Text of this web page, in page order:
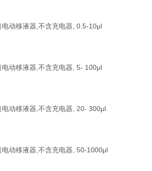
动移液器,不含充电器, 0.5-10μl
动移液器,不含充电器, 5- 100μl
动移液器,不含充电器, 20- 300μl
动移液器,不含充电器, 50-1000μl